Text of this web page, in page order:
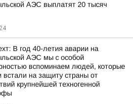
АЭС выплатят 20 тысяч
В год 40-летия аварии на
АЭС мы с особой
вспоминаем людей, которые
встали на защиту страны от
крупнейшей техногенной